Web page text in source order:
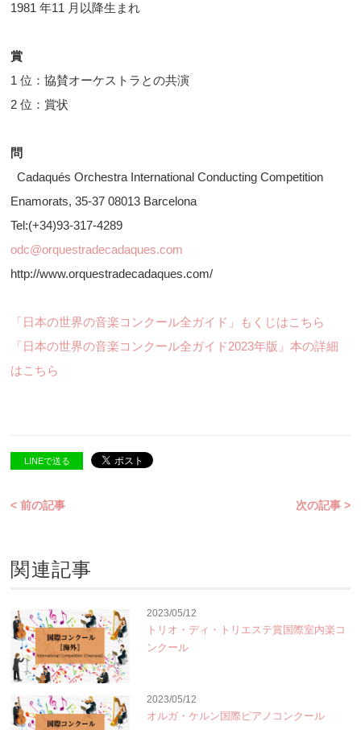
1981 年11 月以降生まれ
賞
1 位：協賛オーケストラとの共演
2 位：賞状
問
Cadaqués Orchestra International Conducting Competition
Enamorats, 35-37 08013 Barcelona
Tel:(+34)93-317-4289
odc@orquestradecadaques.com
http://www.orquestradecadaques.com/
「日本の世界の音楽コンクール全ガイド」もくじはこちら
「日本の世界の音楽コンクール全ガイド2023年版」本の詳細
はこちら
LINEで送る
< 前の記事 次の記事 >
関連記事
2023/05/12
トリオ・ディ・トリエステ賞国際室内楽コ
ンクール
2023/05/12
オルガ・ケルン国際ピアノコンクール